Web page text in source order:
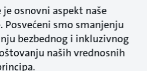
je osnovni aspekt naše
smo smanjenju
bezbednog i inkluzivnog
naših vrednosnih